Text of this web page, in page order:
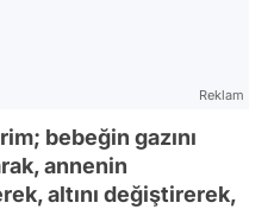
Reklam
bebeğin gazını
annenin
altını değiştirerek,